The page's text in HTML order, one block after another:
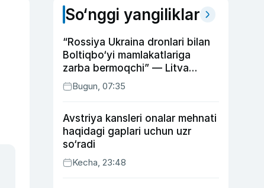
So‘nggi yangiliklar
“Rossiya Ukraina dronlari bilan
Boltiqbo‘yi mamlakatlariga
zarba bermoqchi” — Litva
mudofaa vaziri
Bugun, 07:35
Avstriya kansleri onalar mehnati
haqidagi gaplari uchun uzr
so‘radi
Kecha, 23:48